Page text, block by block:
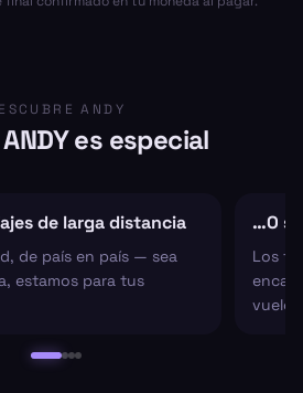
ANDY
es especial
de larga distancia
de país en país — sea
estamos para tus
…O
Los
vuelo